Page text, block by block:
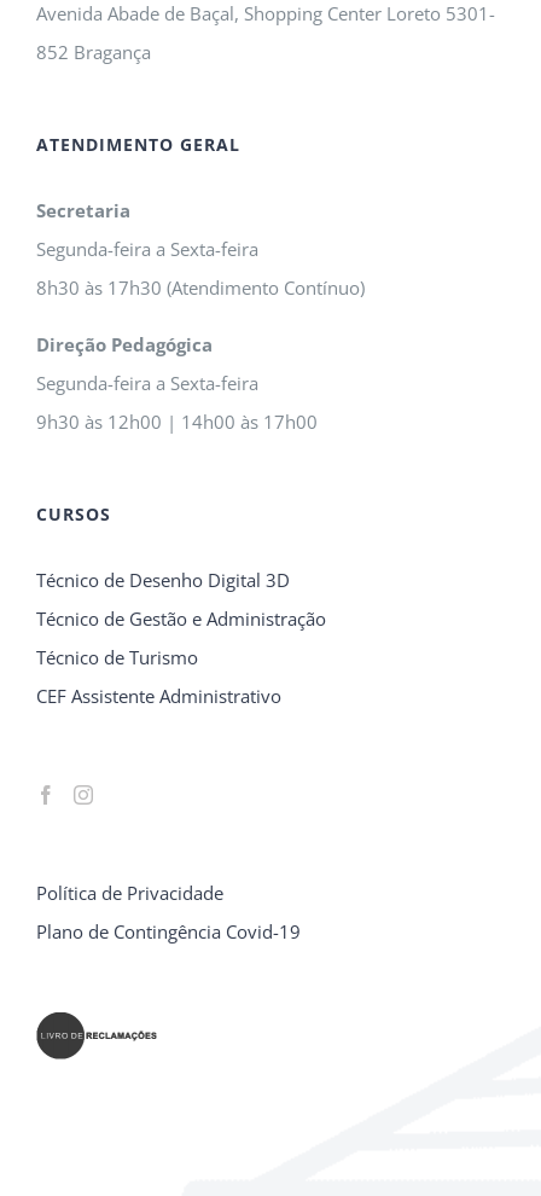
Avenida Abade de Baçal, Shopping Center Loreto 5301-
852 Bragança
ATENDIMENTO GERAL
Secretaria
Segunda-feira a Sexta-feira
8h30 às 17h30 (Atendimento Contínuo)
Direção Pedagógica
Segunda-feira a Sexta-feira
9h30 às 12h00 | 14h00 às 17h00
CURSOS
Técnico de Desenho Digital 3D
Técnico de Gestão e Administração
Técnico de Turismo
CEF Assistente Administrativo
Política de Privacidade
Plano de Contingência Covid-19